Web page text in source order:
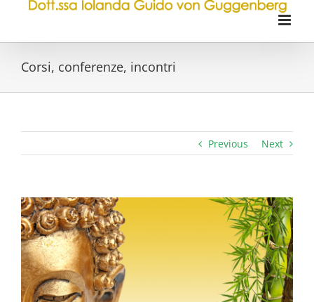
Corsi, conferenze, incontri
Previous Next
View
Larger
Image